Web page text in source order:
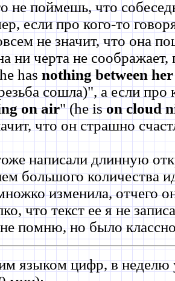
не поймешь, что
если про кого-то
не значит, что она
ни черта не
hasnothing between
сошла)", а если про
on air" (he ison cloud
что он страшно
написали длинную
большого количества
изменила, отчего
что текст ее я не
помню, но было
языком цифр, в неделю